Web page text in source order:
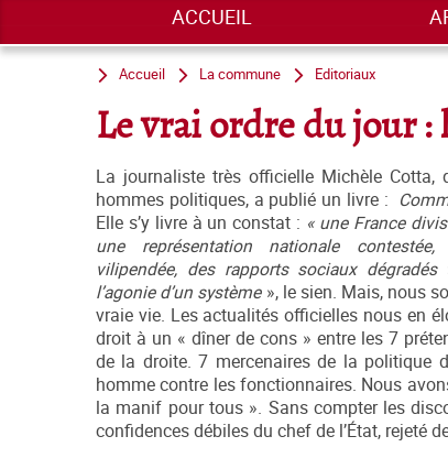
ACCUEIL
Accueil La commune Editoriaux
Le vrai ordre du jour :
La journaliste très officielle Michèle Cotta,
hommes politiques, a publié un livre :
Elle s’y livre à un constat : « une France
une représentation nationale
vilipendée, des rapports sociaux dégradés
l’agonie d’un système», le sien. Mais, nous
vraie vie. Les actualités officielles nous en
droit à un « dîner de cons » entre les 7
de la droite. 7 mercenaires de la politique
homme contre les fonctionnaires. Nous
la manif pour tous ». Sans compter les
confidences débiles du chef de l’État, rejeté